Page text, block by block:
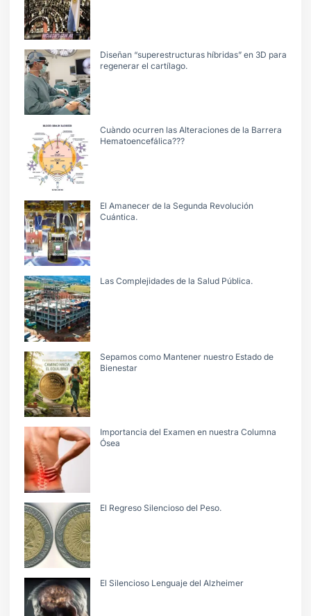
Diseñan “superestructuras híbridas” en 3D para
regenerar el cartílago.
Cuàndo ocurren las Alteraciones de la Barrera
Hematoencefálica???
El Amanecer de la Segunda Revolución
Cuántica.
Las Complejidades de la Salud Pública.
Sepamos como Mantener nuestro Estado de
Bienestar
Importancia del Examen en nuestra Columna
Ósea
El Regreso Silencioso del Peso.
El Silencioso Lenguaje del Alzheimer